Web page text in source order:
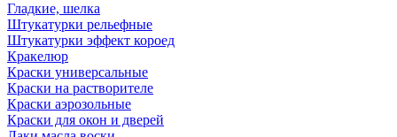
Гладкие, шелка
Штукатурки рельефные
Штукатурки эффект короед
Кракелюр
Краски универсальные
Краски на растворителе
Краски аэрозольные
Краски для окон и дверей